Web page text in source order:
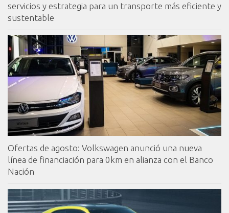
servicios y estrategia para un transporte más eficiente y
sustentable
Ofertas de agosto: Volkswagen anunció una nueva
línea de financiación para 0km en alianza con el Banco
Nación